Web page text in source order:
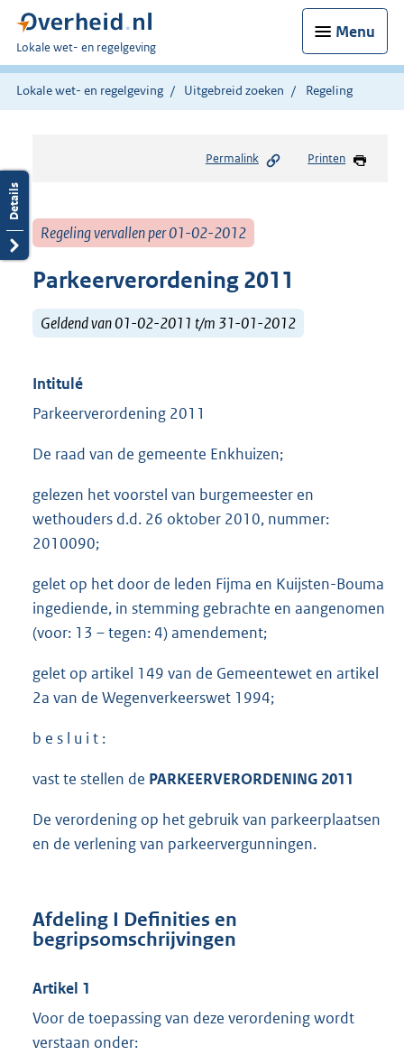
Menu
U
bent
hier:
Lokale wet- en regelgeving
Lokale wet- en regelgeving Uitgebreid zoeken Regeling
Permalink Printen
Regeling vervallen per 01-02-2012
Parkeerverordening 2011
Geldend van 01-02-2011 t/m 31-01-2012
Intitulé
Parkeerverordening 2011
De raad van de gemeente Enkhuizen;
gelezen het voorstel van burgemeester en
wethouders d.d. 26 oktober 2010, nummer:
2010090;
gelet op het door de leden Fijma en Kuijsten-Bouma
ingediende, in stemming gebrachte en aangenomen
(voor: 13 – tegen: 4) amendement;
gelet op artikel 149 van de Gemeentewet en artikel
2a van de Wegenverkeerswet 1994;
b e s l u i t :
vast te stellen de PARKEERVERORDENING 2011
De verordening op het gebruik van parkeerplaatsen
en de verlening van parkeervergunningen.
Afdeling I Definities en
begripsomschrijvingen
Artikel 1
Voor de toepassing van deze verordening wordt
verstaan onder: